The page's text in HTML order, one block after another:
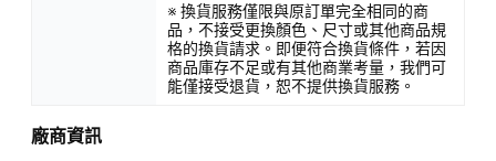
※ 換貨服務僅限與原訂單完全相同的商
品，不接受更換顏色、尺寸或其他商品規
格的換貨請求。即便符合換貨條件，若因
商品庫存不足或有其他商業考量，我們可
能僅接受退貨，恕不提供換貨服務。
廠商資訊